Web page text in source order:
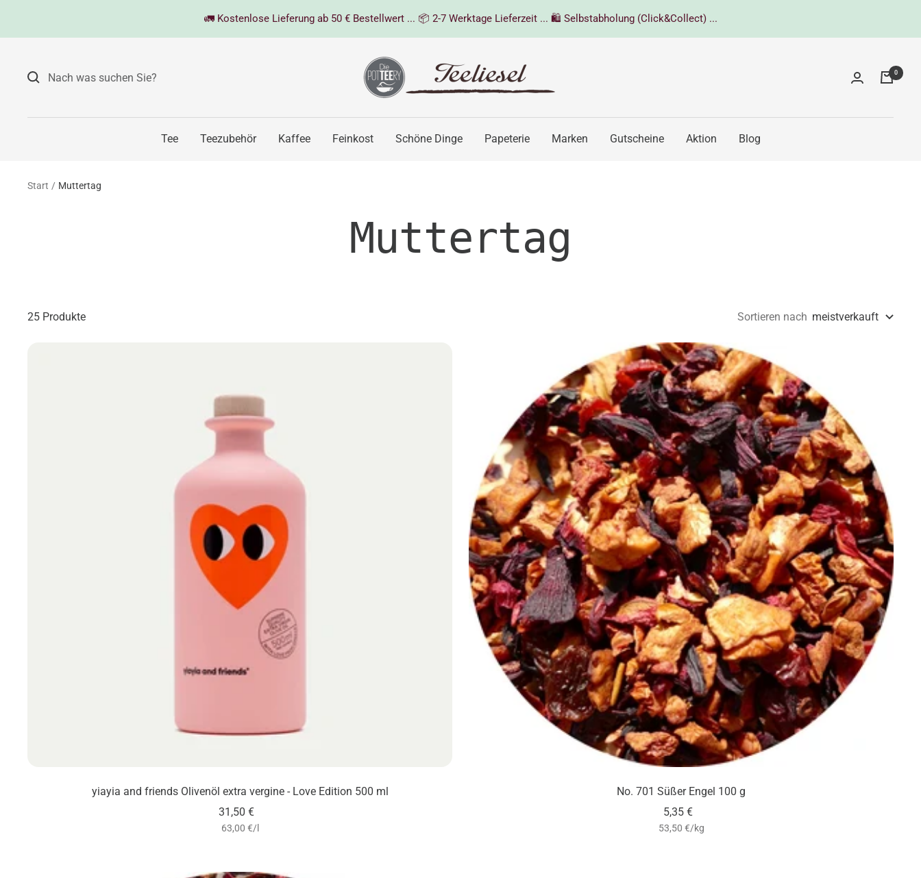
🚛 Kostenlose Lieferung ab 50 € Bestellwert ... 📦 2-7 Werktage Lieferzeit ... 🛍️ Selbstabholung (Click&Collect) ...
Teeliesel
0
Tee Teezubehör Kaffee Feinkost Schöne Dinge Papeterie Marken Gutscheine Aktion Blog
Start Muttertag
Muttertag
25 Produkte Sortieren nach meistverkauft
yiayia and friends Olivenöl extra vergine - Love Edition 500 ml
Angebotspreis
31,50 €
63,00 €/
No. 701 Süßer Engel 100 g
Angebotspreis
5,35 €
53,50 €/kg